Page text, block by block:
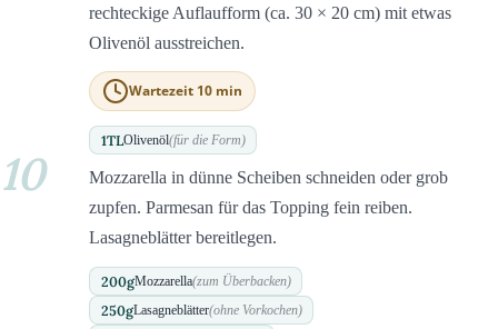
rechteckige Auflaufform (ca. 30 × 20 cm) mit etwas
Olivenöl ausstreichen.
Wartezeit 10 min
1TLOlivenöl(für die Form)
10
Mozzarella in dünne Scheiben schneiden oder grob
zupfen. Parmesan für das Topping fein reiben.
Lasagneblätter bereitlegen.
200gMozzarella(zum Überbacken)
250gLasagneblätter(ohne Vorkochen)